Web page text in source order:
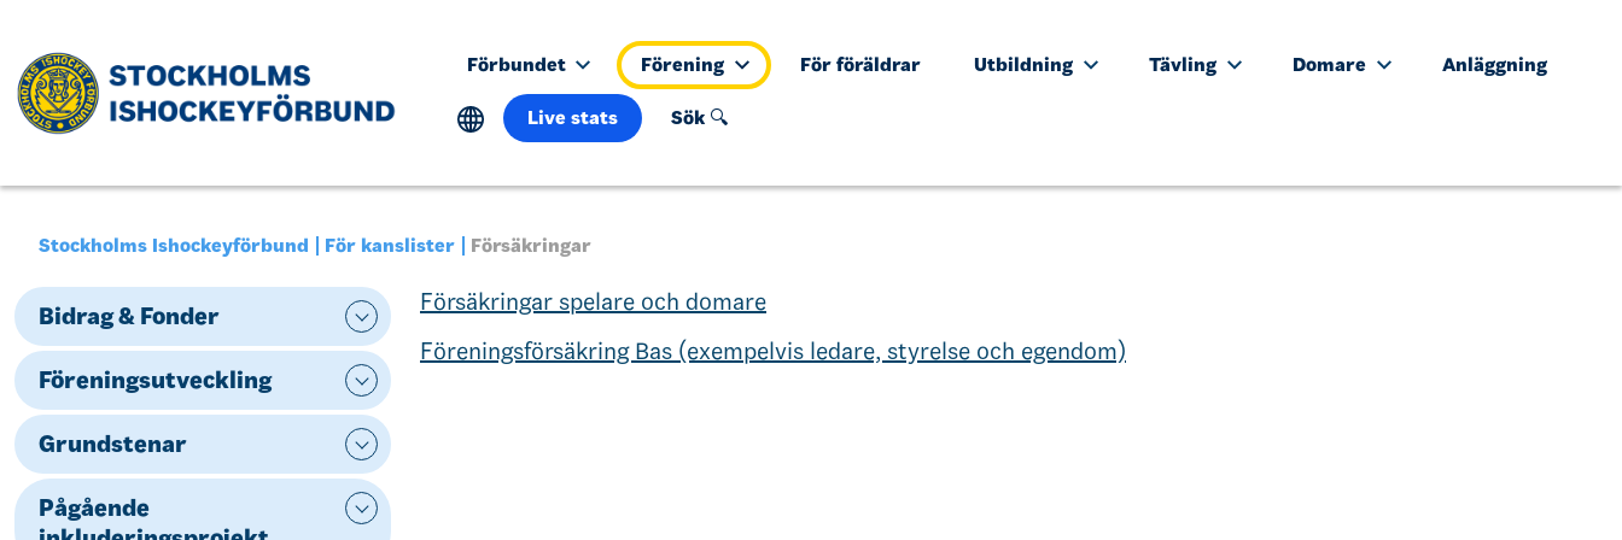
Förbundet Förening För föräldrar Utbildning Tävling Domare Anläggning
Live stats Sök 🔍
Stockholms Ishockeyförbund För kanslister Försäkringar
Bidrag & Fonder
Föreningsutveckling
Grundstenar
Pågående
Försäkringar spelare och domare
Föreningsförsäkring Bas (exempelvis ledare, styrelse och egendom)